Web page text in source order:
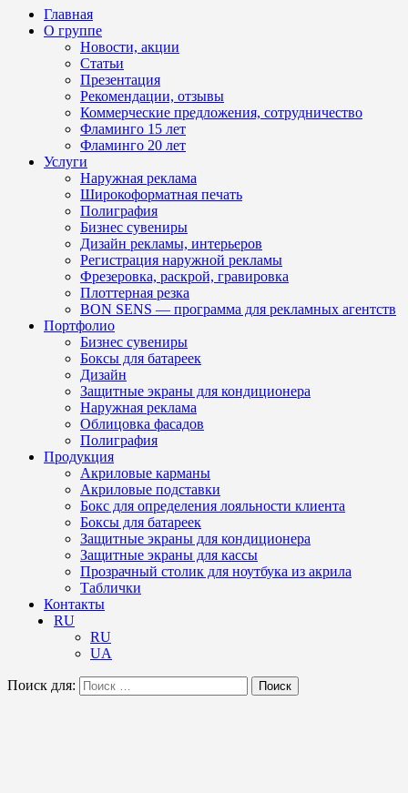
Главная
О группе
Новости, акции
Статьи
Презентация
Рекомендации, отзывы
Коммерческие предложения, сотрудничество
Фламинго 15 лет
Фламинго 20 лет
Услуги
Наружная реклама
Широкоформатная печать
Полиграфия
Бизнес сувениры
Дизайн рекламы, интерьеров
Регистрация наружной рекламы
Фрезеровка, раскрой, гравировка
Плоттерная резка
BON SENS — программа для рекламных агентств
Портфолио
Бизнес сувениры
Боксы для батареек
Дизайн
Защитные экраны для кондиционера
Наружная реклама
Облицовка фасадов
Полиграфия
Продукция
Акриловые карманы
Акриловые подставки
Бокс для определения лояльности клиента
Боксы для батареек
Защитные экраны для кондиционера
Защитные экраны для кассы
Прозрачный столик для ноутбука из акрила
Таблички
Контакты
RU
RU
UA
Поиск для: Поиск